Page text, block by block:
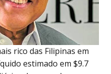
rico das Filipinas em
estimado em $9.7